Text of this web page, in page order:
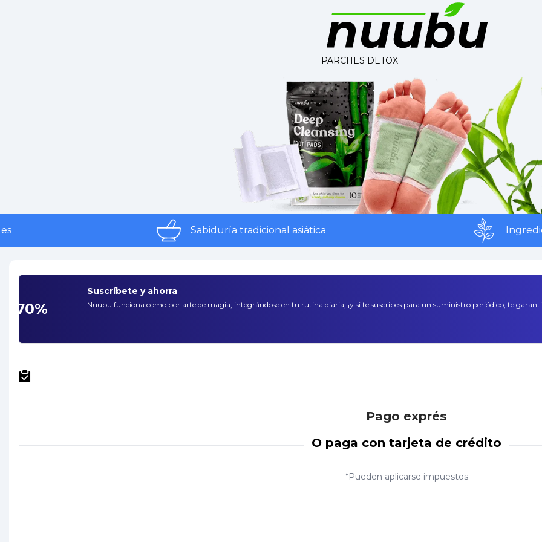
PARCHES DETOX
Sabiduría tradicional asiática
-70%
Suscríbete y ahorra
Nuubu funciona como por arte de magia, integrándose en tu rutina diaria, ¡y si te suscribes para un suministro periódico, te
Pago exprés
O paga con tarjeta de crédito
*Pueden aplicarse impuestos